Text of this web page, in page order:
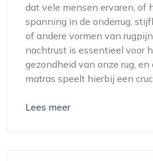
dat vele mensen ervaren, of
spanning in de onderrug,
of andere vormen van
nachtrust is essentieel voor
gezondheid van onze rug, en
matras speelt hierbij een
Lees meer